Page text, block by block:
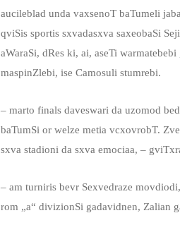
aucileblad unda vaxsenoT baTumeli
qviSis sportis sxvadasxva saxeobaSi
aWaraSi, dRes ki, ai, aseTi
maspinZlebi, ise Camosuli stumrebi.
– marto finals daveswari da uzomod
baTumSi or welze metia vcxovrobT.
sxva stadioni da sxva emociaa, –
– am turniris bevr Sexvedraze
rom „a“ divizionSi gadavidnen, Zalian